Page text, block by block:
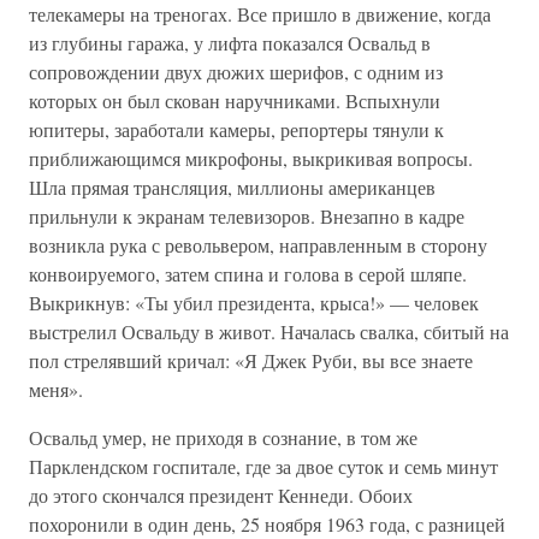
телекамеры на треногах. Все пришло в движение, когда
из глубины гаража, у лифта показался Освальд в
сопровождении двух дюжих шерифов, с одним из
которых он был скован наручниками. Вспыхнули
юпитеры, заработали камеры, репортеры тянули к
приближающимся микрофоны, выкрикивая вопросы.
Шла прямая трансляция, миллионы американцев
прильнули к экранам телевизоров. Внезапно в кадре
возникла рука с револьвером, направленным в сторону
конвоируемого, затем спина и голова в серой шляпе.
Выкрикнув: «Ты убил президента, крыса!» — человек
выстрелил Освальду в живот. Началась свалка, сбитый на
пол стрелявший кричал: «Я Джек Руби, вы все знаете
меня».
Освальд умер, не приходя в сознание, в том же
Парклендском госпитале, где за двое суток и семь минут
до этого скончался президент Кеннеди. Обоих
похоронили в один день, 25 ноября 1963 года, с разницей